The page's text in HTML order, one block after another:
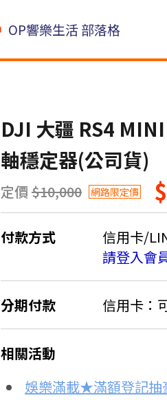
OP響樂生活 部落格
DJI 大疆 RS4
軸穩定器(公司貨)
定價 $10,000 網路限定價
付款方式
信用卡/
請登入會
分期付款 信用卡：
＊實際可分期數、適用利
信用卡分期
相關活動
娛樂滿載★滿額登記抽